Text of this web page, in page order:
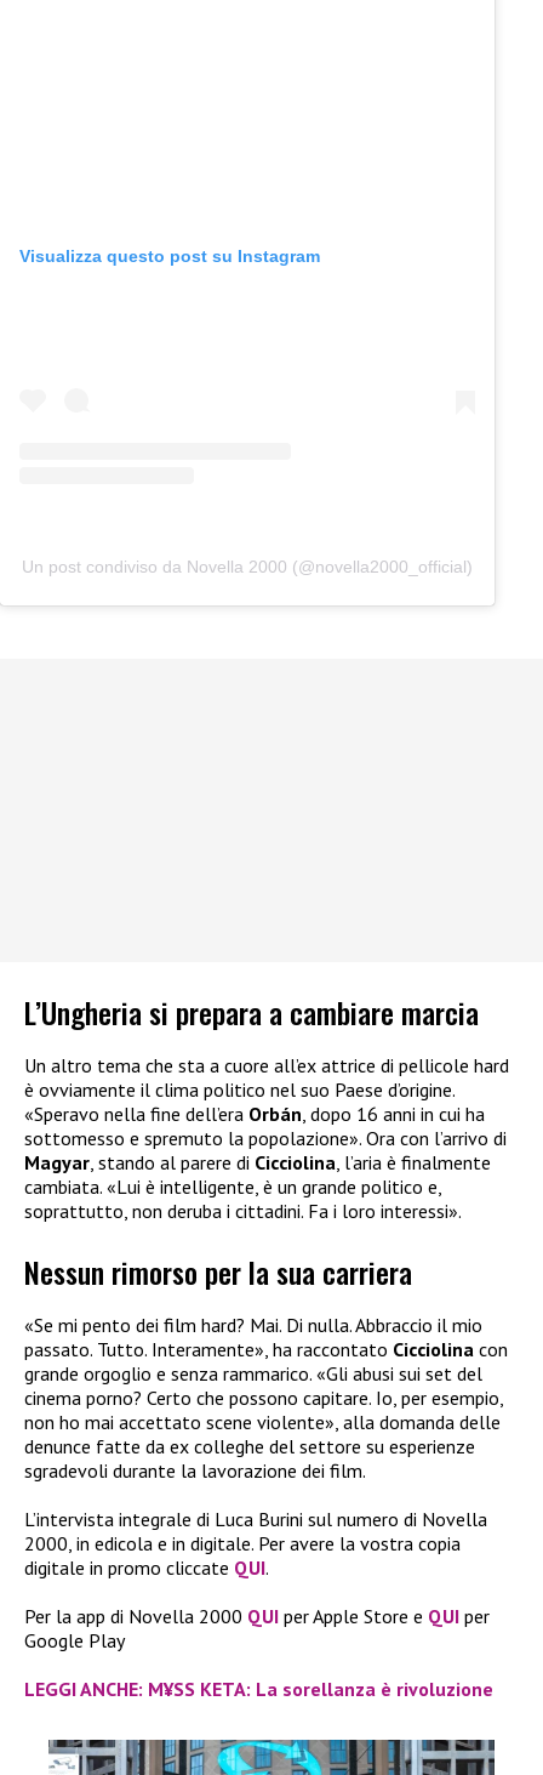
Visualizza questo post su Instagram
Un post condiviso da Novella 2000 (@novella2000_official)
L’Ungheria si prepara a cambiare marcia
Un altro tema che sta a cuore all’ex attrice di pellicole hard
è ovviamente il clima politico nel suo Paese d’origine.
«Speravo nella fine dell’era Orbán , dopo 16 anni in cui ha
sottomesso e spremuto la popolazione». Ora con l’arrivo di
Magyar , stando al parere di Cicciolina , l’aria è finalmente
cambiata. «Lui è intelligente, è un grande politico e,
soprattutto, non deruba i cittadini. Fa i loro interessi».
Nessun rimorso per la sua carriera
«Se mi pento dei film hard? Mai. Di nulla. Abbraccio il mio
passato. Tutto. Interamente», ha raccontato Cicciolina con
grande orgoglio e senza rammarico. «Gli abusi sui set del
cinema porno? Certo che possono capitare. Io, per esempio,
non ho mai accettato scene violente», alla domanda delle
denunce fatte da ex colleghe del settore su esperienze
sgradevoli durante la lavorazione dei film.
L’intervista integrale di Luca Burini sul numero di Novella
2000, in edicola e in digitale. Per avere la vostra copia
digitale in promo cliccate QUI.
Per la app di Novella 2000 QUI per Apple Store e QUI per
Google Play
LEGGI ANCHE: M¥SS KETA: La sorellanza è rivoluzione